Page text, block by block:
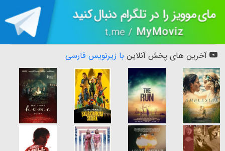
آخرین های پخش آنلاین با زیرنویس فارسی